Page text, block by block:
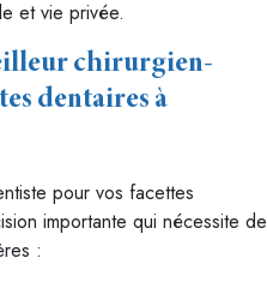
et vie privée.
chirurgien-
dentaires à
pour vos facettes
importante qui nécessite de
: